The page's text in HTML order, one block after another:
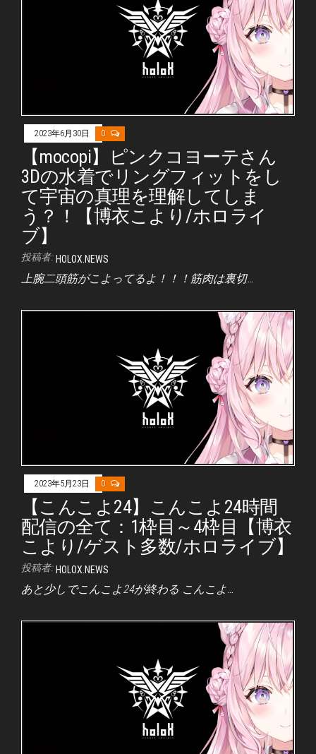
2023年6月30日 0
【mocopi】ピンクコヨーテさん
3Dの水着でリングフィットをし
て宇宙の真理を理解してしま
う？！【博衣こより/ホロライ
ブ】
投稿者: HOLOX.NEWS
上腕二頭筋がこよってるよ！！！筋肉は裏切…
2023年5月23日 0
【こんこよ24】こんこよ24時間
配信の全て：1枠目～4枠目【博衣
こより/ゲスト多数/ホロライブ】
投稿者: HOLOX.NEWS
あと少しでこんこよ24が終わる こんこよ…